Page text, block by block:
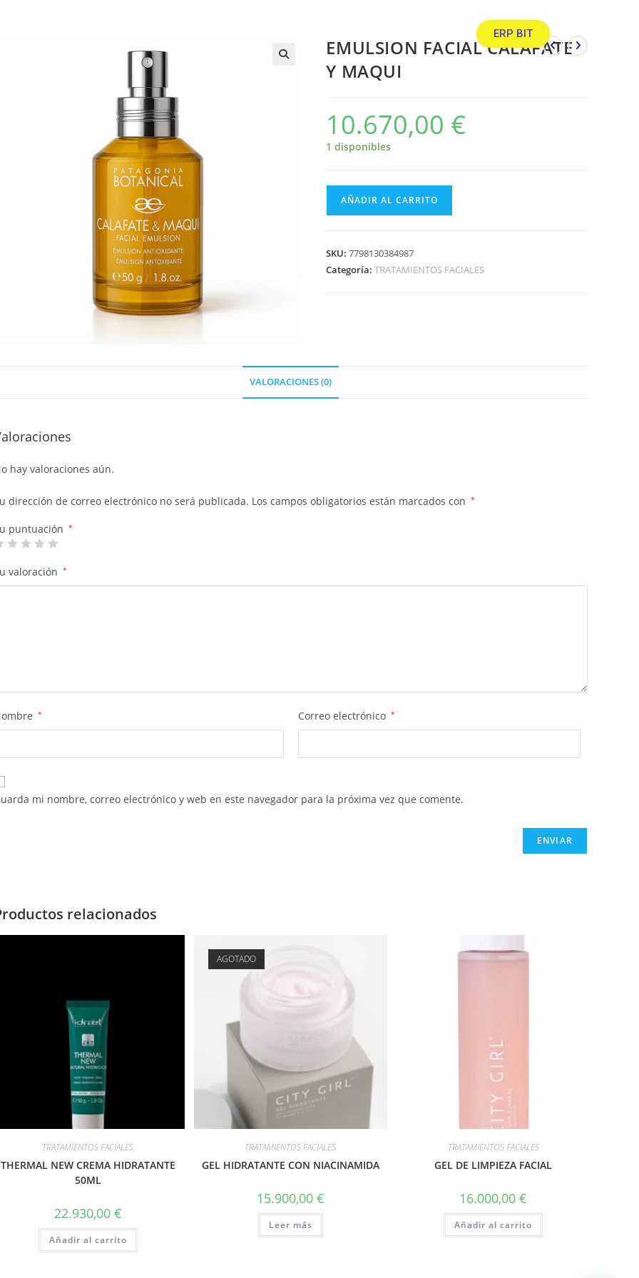
ERP BIT
EMULSION FACIAL CALAFATE
Y MAQUI
10.670,00 €
1 disponibles
AÑADIR AL CARRITO
SKU:7798130384987
Categoría:TRATAMIENTOS FACIALES
VALORACIONES (0)
hay valoraciones aún.
dirección de correo electrónico no será publicada. Los campos obligatorios están marcados con *
puntuación *
valoración *
* Correo electrónico *
mi nombre, correo electrónico y web en este navegador para la próxima vez que comente.
relacionados
TRATAMIENTOS FACIALES
THERMAL NEW CREMA HIDRATANTE
50ML
22.930,00 €
Añadir al carrito
AGOTADO
TRATAMIENTOS FACIALES
GEL HIDRATANTE CON NIACINAMIDA
15.900,00 €
Leer más
TRATAMIENTOS FACIALES
GEL DE LIMPIEZA FACIAL
16.000,00€
Añadir al carrito